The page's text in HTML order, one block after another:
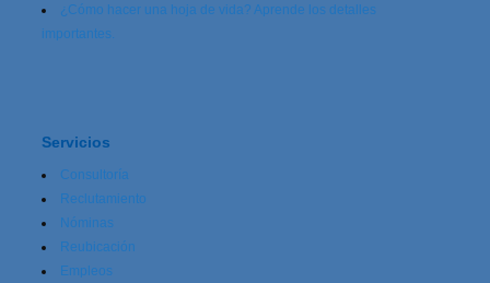
¿Cómo hacer una hoja de vida? Aprende los detalles
importantes.
Servicios
Consultoría
Reclutamiento
Nóminas
Reubicación
Empleos